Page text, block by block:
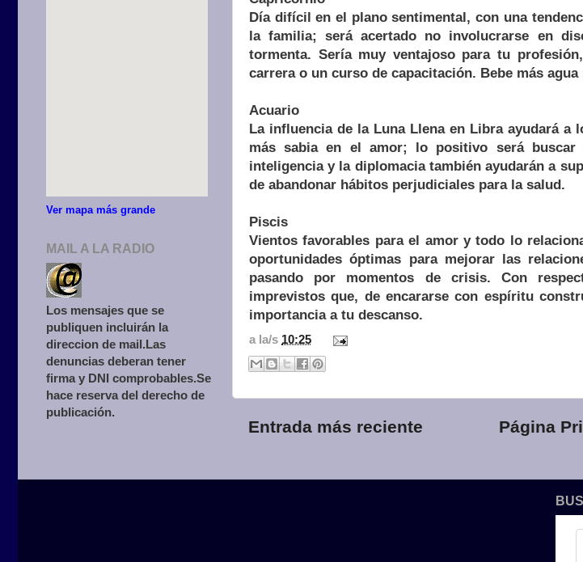
Día difícil en el plano sentimental, con una
la familia; será acertado no involucrarse en
tormenta. Sería muy ventajoso para tu
carrera o un curso de capacitación. Bebe más
Acuario
La influencia de la Luna Llena en Libra ayudará a
más sabia en el amor; lo positivo será
inteligencia y la diplomacia también ayudarán a
de abandonar hábitos perjudiciales para la salud.
Piscis
Vientos favorables para el amor y todo lo
oportunidades óptimas para mejorar las
pasando por momentos de crisis. Con
imprevistos que, de encararse con espíritu
importancia a tu descanso.
a la/s 10:25
Entrada más reciente Página
Ver mapa más grande
MAIL A LA RADIO
Los mensajes que se
publiquen incluirán la
direccion de mail.Las
denuncias deberan tener
firma y DNI comprobables.Se
hace reserva del derecho de
publicación.